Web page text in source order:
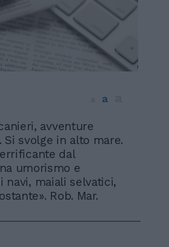
a
avventure
svolge in alto mare.
dal
umorismo e
navi, maiali selvatici,
Rob. Mar.